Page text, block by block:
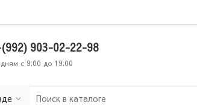
903-02-22-98
с 9:00 до 19:00